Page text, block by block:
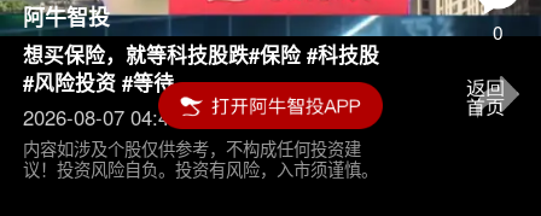
0
阿牛智投
想买保险，就等科技股跌#保险 #科技股
#风险投资 #等待
2026-08-07 04:45
内容如涉及个股仅供参考，不构成任何投资建
议！投资风险自负。投资有风险，入市须谨慎。